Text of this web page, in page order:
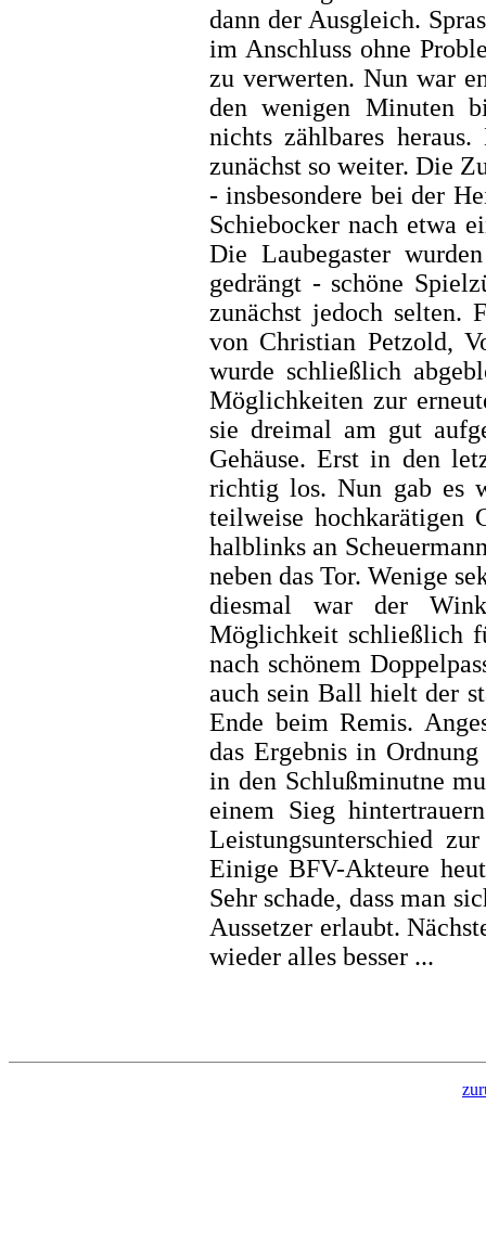
dann der Ausgleich.
im Anschluss ohne
zu verwerten. Nun war
den wenigen Minuten
nichts zählbares
zunächst so weiter. Die
- insbesondere bei der
Schiebocker nach etwa
Die Laubegaster
gedrängt - schöne
zunächst jedoch selten.
von Christian Petzold,
wurde schließlich
Möglichkeiten zur
sie dreimal am gut
Gehäuse. Erst in den
richtig los. Nun gab es
teilweise hochkarätigen
halblinks an
neben das Tor. Wenige
diesmal war der
Möglichkeit schließlich
nach schönem
auch sein Ball hielt der
Ende beim Remis.
das Ergebnis in
in den Schlußminutne
einem Sieg
Leistungsunterschied
Einige BFV-Akteure
Sehr schade, dass man
Aussetzer erlaubt.
wieder alles besser ...